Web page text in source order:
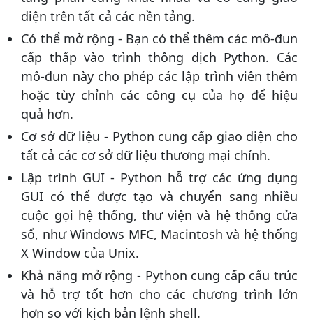
diện trên tất cả các nền tảng.
Có thể mở rộng - Bạn có thể thêm các mô-đun
cấp thấp vào trình thông dịch Python. Các
mô-đun này cho phép các lập trình viên thêm
hoặc tùy chỉnh các công cụ của họ để hiệu
quả hơn.
Cơ sở dữ liệu - Python cung cấp giao diện cho
tất cả các cơ sở dữ liệu thương mại chính.
Lập trình GUI - Python hỗ trợ các ứng dụng
GUI có thể được tạo và chuyển sang nhiều
cuộc gọi hệ thống, thư viện và hệ thống cửa
sổ, như Windows MFC, Macintosh và hệ thống
X Window của Unix.
Khả năng mở rộng - Python cung cấp cấu trúc
và hỗ trợ tốt hơn cho các chương trình lớn
hơn so với kịch bản lệnh shell.